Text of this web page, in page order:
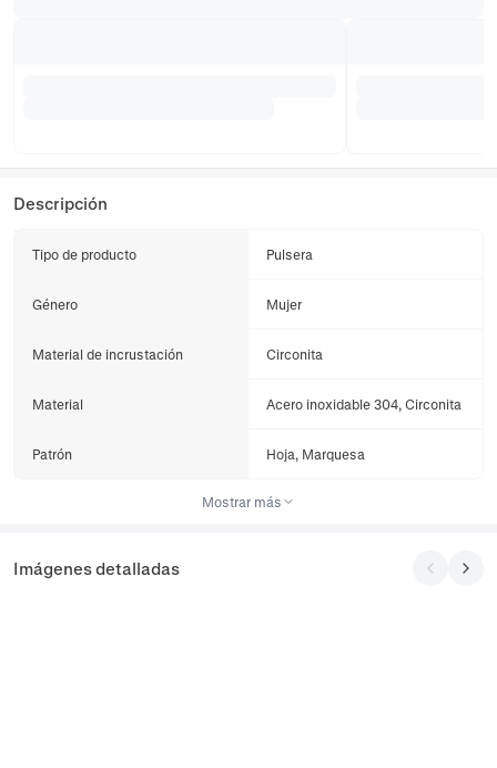
Descripción
Tipo de producto Pulsera
Género Mujer
Material de incrustación Circonita
Material Acero inoxidable 304, Circonita
Patrón Hoja, Marquesa
Mostrar más
Imágenes detalladas